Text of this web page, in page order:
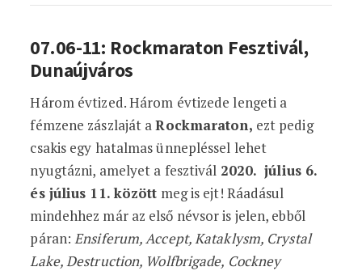
07.06-11: Rockmaraton Fesztivál,
Dunaújváros
Három évtized. Három évtizede lengeti a
fémzene zászlaját aRockmaraton, ezt pedig
csakis egy hatalmas ünnepléssel lehet
nyugtázni, amelyet a fesztivál 2020. július 6.
és július 11. között meg is ejt! Ráadásul
mindehhez már az első névsor is jelen, ebből
páran:Ensiferum, Accept, Kataklysm, Crystal
Lake, Destruction, Wolfbrigade, Cockney